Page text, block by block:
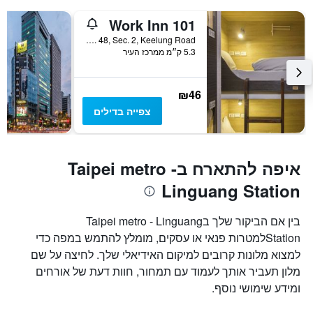
Work Inn 101
No. 48, Sec. 2, Keelung Road, טאיפיי, טייוואן
5.3 ק״מ ממרכז העיר
₪46
צפייה בדילים
איפה להתארח בTaipei metro -
Linguang Station
בין אם הביקור שלך בTaipei metro - Linguang
Stationלמטרות פנאי או עסקים, מומלץ להתמש במפה כדי
למצוא מלונות קרובים למיקום האידיאלי שלך. לחיצה על שם
מלון תעביר אותך לעמוד עם תמחור, חוות דעת של אורחים
ומידע שימושי נוסף.